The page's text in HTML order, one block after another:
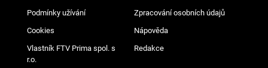
Podmínky užívání Zpracování osobních údajů
Cookies Nápověda
Vlastník FTV Prima spol. s
r.o.
Redakce